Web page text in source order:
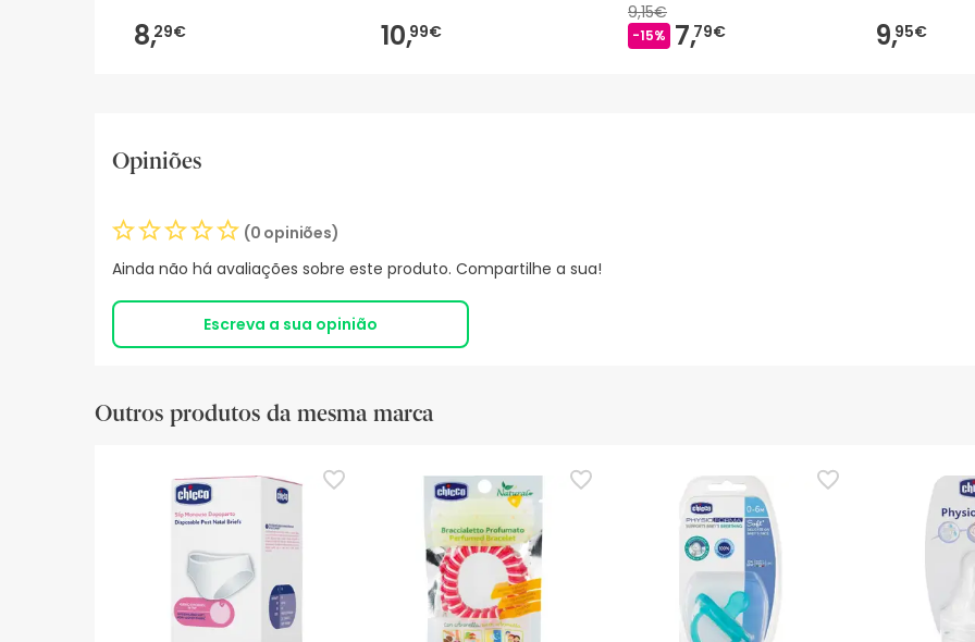
8,29€ 10,99€
9,15€
-15% 7,79€ 9,95€
Opiniões
(0 opiniões)
Ainda não há avaliações sobre este produto. Compartilhe a sua!
Escreva a sua opinião
Outros produtos da mesma marca